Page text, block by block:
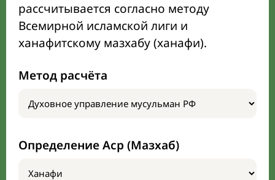
рассчитывается согласно методу
Всемирной исламской лиги и
ханафитскому мазхабу (ханафи).
Метод расчёта
Определение Аср (Мазхаб)